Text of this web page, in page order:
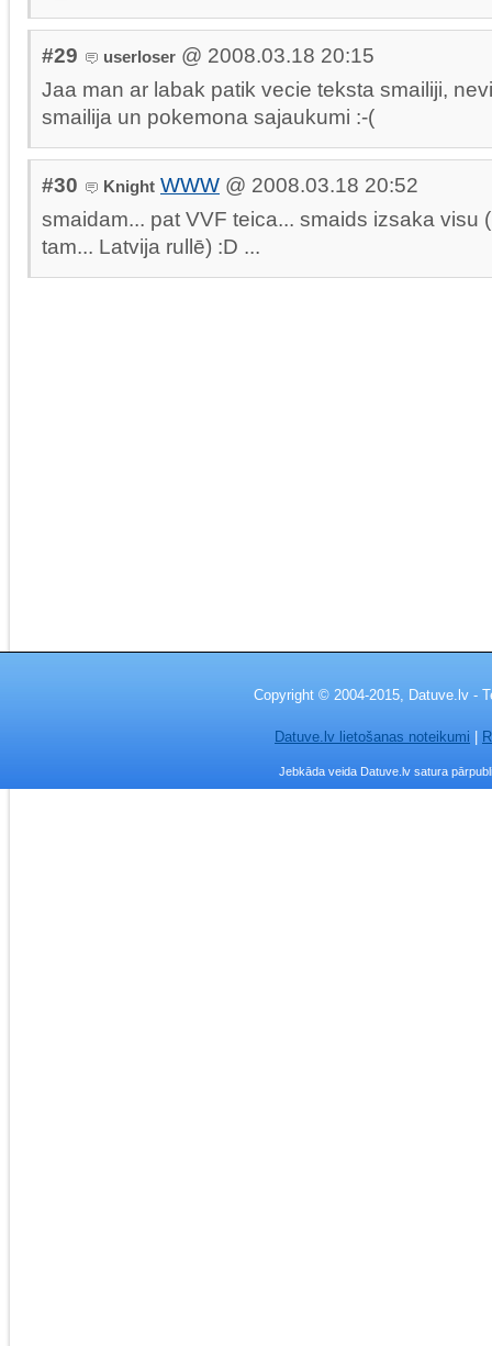
#29 userloser @ 2008.03.18 20:15
Jaa man ar labak patik vecie teksta smailiji,
smailija un pokemona sajaukumi :-(
#30 Knight WWW @ 2008.03.18 20:52
smaidam... pat VVF teica... smaids izsaka visu
tam... Latvija rullē) :D ...
Copyright © 2004-2015, Datuve.lv -
Datuve.lv lietošanas noteikumi
Jebkāda veida Datuve.lv satura